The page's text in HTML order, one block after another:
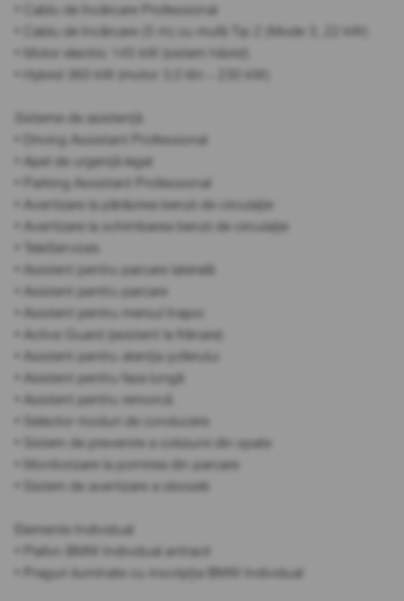
• Cablu de încărcare Professional
• Cablu de încărcare (5 m) cu mufă Tip 2 (Mode 3, 22 kW)
• Motor electric 145 kW (sistem hibrid)
• Hybrid 360 kW (motor 3,0 litri – 230 kW)
Sisteme de asistență
• Driving Assistant Professional
• Apel de urgență legal
• Parking Assistant Professional
• Avertizare la părăsirea benzii de circulație
• Avertizare la schimbarea benzii de circulație
• TeleServices
• Asistent pentru parcare laterală
• Asistent pentru parcare
• Asistent pentru mersul înapoi
• Active Guard (asistent la frânare)
• Asistent pentru atenția șoferului
• Asistent pentru faza lungă
• Asistent pentru remorcă
• Selector moduri de conducere
• Sistem de prevenire a coliziunii din spate
• Monitorizare la pornirea din parcare
• Sistem de avertizare a oboselii
Elemente Individual
• Plafon BMW Individual antracit
• Praguri iluminate cu inscripția BMW Individual